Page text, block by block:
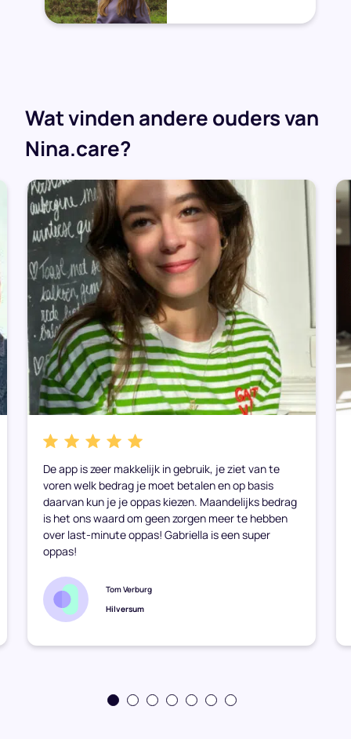
Wat vinden andere ouders van
Nina.care?
De app is zeer makkelijk in gebruik, je ziet van te
voren welk bedrag je moet betalen en op basis
daarvan kun je je oppas kiezen. Maandelijks bedrag
is het ons waard om geen zorgen meer te hebben
over last-minute oppas! Gabriella is een super
oppas!
Tom Verburg
Hilversum